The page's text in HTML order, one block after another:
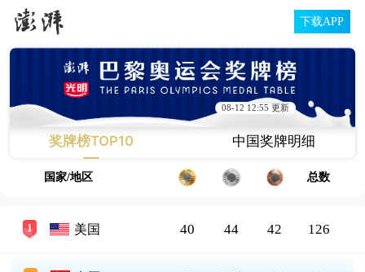
下载APP
08-12 12:55 更新
奖牌榜TOP10 中国奖牌明细
国家/地区 总数
美国 40 44 42 126